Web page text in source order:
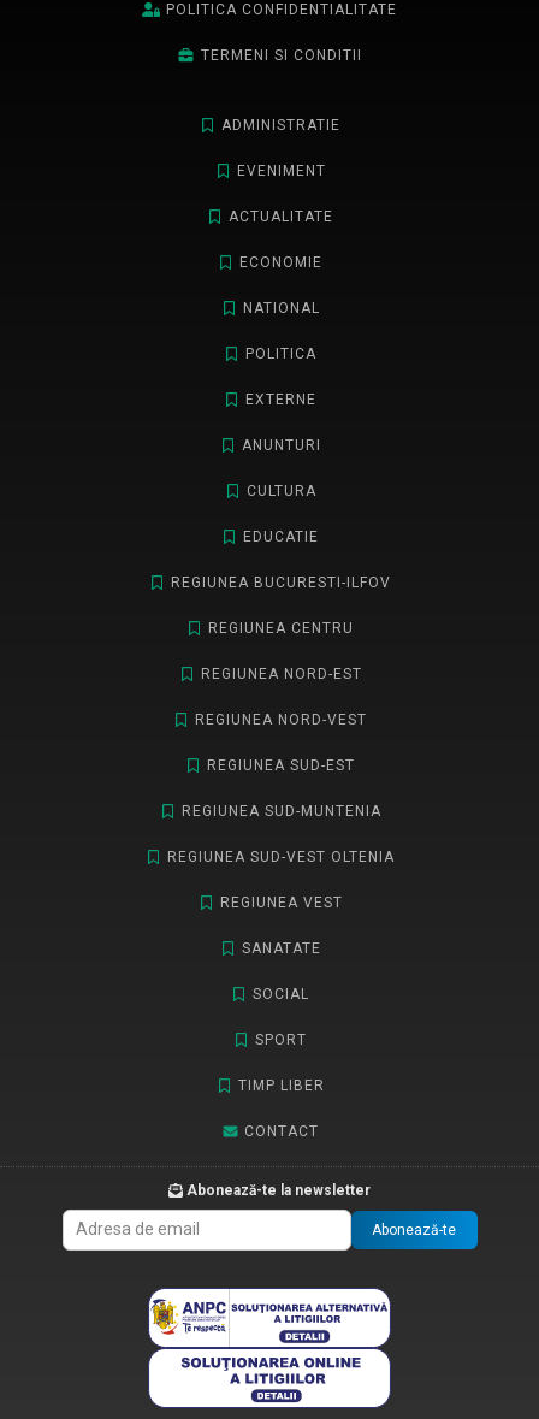
POLITICA CONFIDENTIALITATE
TERMENI SI CONDITII
ADMINISTRATIE
EVENIMENT
ACTUALITATE
ECONOMIE
NATIONAL
POLITICA
EXTERNE
ANUNTURI
CULTURA
EDUCATIE
REGIUNEA BUCURESTI-ILFOV
REGIUNEA CENTRU
REGIUNEA NORD-EST
REGIUNEA NORD-VEST
REGIUNEA SUD-EST
REGIUNEA SUD-MUNTENIA
REGIUNEA SUD-VEST OLTENIA
REGIUNEA VEST
SANATATE
SOCIAL
SPORT
TIMP LIBER
CONTACT
Abonează-te la newsletter
Abonează-te